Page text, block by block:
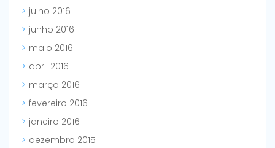
julho 2016
junho 2016
maio 2016
abril 2016
março 2016
fevereiro 2016
janeiro 2016
dezembro 2015